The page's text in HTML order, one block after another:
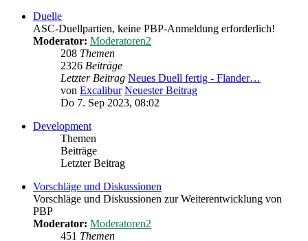
Duelle
ASC-Duellpartien, keine PBP-Anmeldung erforderlich!
Moderator: Moderatoren2
208 Themen
2326 Beiträge
Letzter Beitrag Neues Duell fertig - Flander…
von Excalibur Neuester Beitrag
Do 7. Sep 2023, 08:02
Development
Themen
Beiträge
Letzter Beitrag
Vorschläge und Diskussionen
Vorschläge und Diskussionen zur Weiterentwicklung von
PBP
Moderator: Moderatoren2
451 Themen